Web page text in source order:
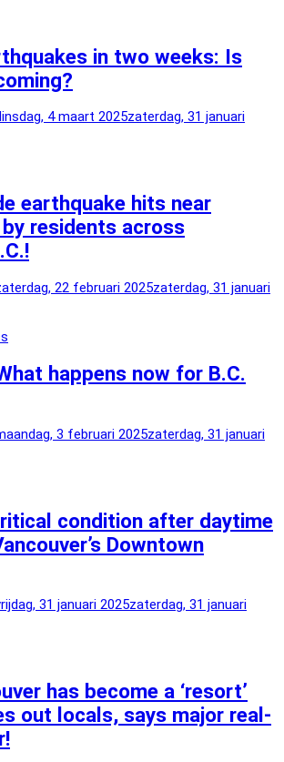
in two weeks: Is
4 maart 2025zaterdag, 31 januari
earthquake hits near
residents across
22 februari 2025zaterdag, 31 januari
happens now for B.C.
3 februari 2025zaterdag, 31 januari
condition after daytime
Downtown
31 januari 2025zaterdag, 31 januari
has become a ‘resort’
out locals, says major real-